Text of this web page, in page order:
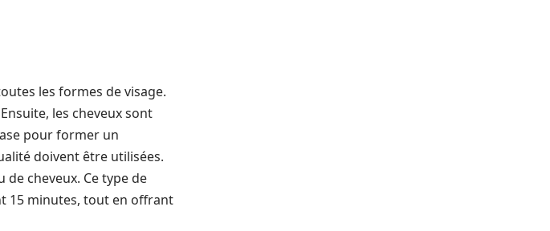
les formes de visage.
les cheveux sont
pour former un
doivent être utilisées.
cheveux. Ce type de
15 minutes, tout en offrant